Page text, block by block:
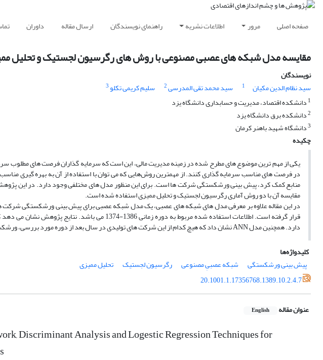
صفحه اصلی مرور اطلاعات نشریه راهنمای نویسندگان ارسال مقاله داوران
مقایسه مدل شبکه های عصبی مصنوعی با روش های رگرسیون لجستیک و تحلیل
نویسندگان
سید نظام الدین مکیان
1 سید محمد تقی المدرسی2 سلیم کریمی تکلو3
1 دانشکده اقتصاد، مدیریت و حسابداری دانشگاه یزد
2دانشکده برق دانشگاه یزد
3دانشگاه شهید باهنر کرمان
چکیده
یکی از مهم ترین‌ موضوع های‌ مطرح‌ شده‌ در زمینه‌ مدیریت مالی، این است که سرمایه گذاران فرصت های مطلوب
در فرصت های مناسب سرمایه گذاری کنند. از مهمترین روش‌هایی که می توان با استفاده از آن به بهره گیری
منابع کمک کرد، پیش بینی ورشکستگی شرکت ها است. برای این منظور مدل های مختلفی وجود دارد. در این
مقایسه آن با دو روش آماری رگرسیون لجستیک و تحلیل ممیزی استفاده شده است.
در این مقاله علاوه بر معرفی مدل های شبکه های عصبی، یک مدل شبکه عصبی برای پیش بینی ورشکستگی شرکت
دارد. همچنین مدل ANN نشان داد که هیچ کدام از این شرکت های تولیدی در سال بعد از دوره مورد بررسی، ورشکسته نخواهند شد.
کلیدواژه‌ها
پیش بینی ورشکستگی
شبکه عصبیِ مصنوعی رگرسیون لجستیک
تحلیل ممیزی
20.1001.1.17356768.1389.10.2.4.7
عنوان مقاله English
Discriminant Analysis and Logestic Regression Techniques for